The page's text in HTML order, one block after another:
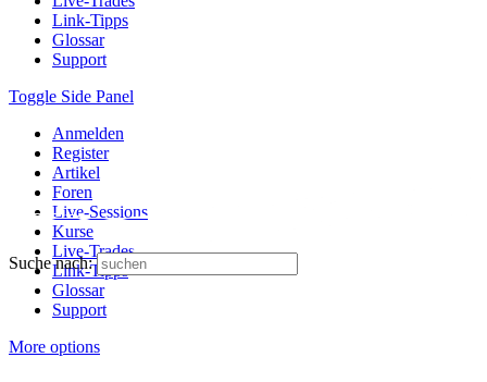
Link-Tipps
Glossar
Support
Toggle Side Panel
Anmelden
Register
Artikel
Foren
Live-Sessions
Kurse
Live-Trades
Link-Tipps
Glossar
Support
More options
Suche nach: